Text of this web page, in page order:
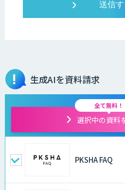
生成AIを資料請求
全て無料！
選択中の資料
PKSHA FAQ